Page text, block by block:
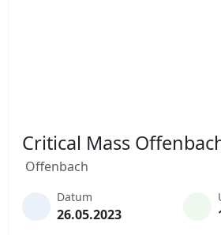
Critical Mass
Offenbach
Datum
26.05.2023